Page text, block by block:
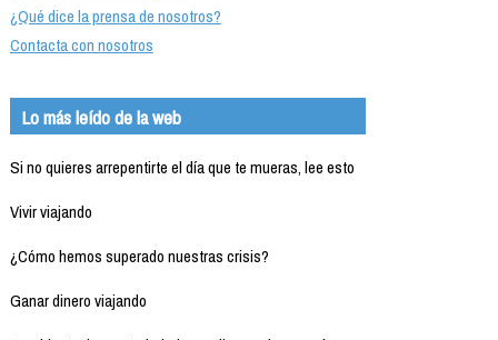
¿Qué dice la prensa de nosotros?
Contacta con nosotros
Lo más leído de la web
Si no quieres arrepentirte el día que te mueras, lee esto
Vivir viajando
¿Cómo hemos superado nuestras crisis?
Ganar dinero viajando